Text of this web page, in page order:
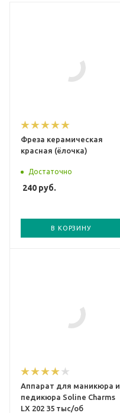
Фреза керамическая
красная (ёлочка)
Достаточно
240 руб.
В КОРЗИНУ
Аппарат для маникюра и
педикюра Soline Charms
LX 202 35 тыс/об